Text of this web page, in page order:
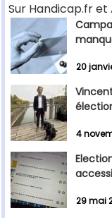
Sur Handicap.fr et
20
4
29 mai